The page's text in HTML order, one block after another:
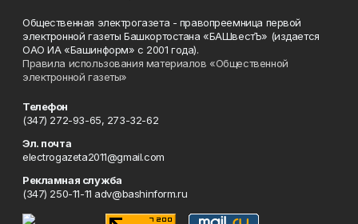
Общественная электрогазета - правопреемница первой
электронной газеты Башкортостана «БАШвестЪ» (издается
ОАО ИА «Башинформ» с 2001 года).
Правила использования материалов «Общественной
электронной газеты»
Телефон
(347) 272-93-65, 273-32-62
Эл. почта
electrogazeta2011@gmail.com
Рекламная служба
(347) 250-11-11 adv@bashinform.ru